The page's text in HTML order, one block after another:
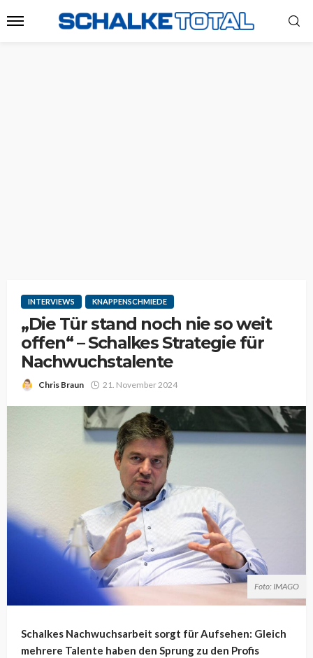
INTERVIEWS KNAPPENSCHMIEDE
„Die Tür stand noch nie so weit
offen“ – Schalkes Strategie für
Nachwuchstalente
Chris Braun 21. November 2024
Foto: IMAGO
Schalkes Nachwuchsarbeit sorgt für Aufsehen: Gleich
mehrere Talente haben den Sprung zu den Profis